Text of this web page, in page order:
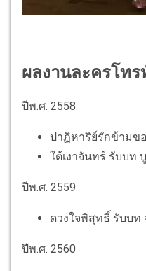
ผลงานละครโท
ปีพ.ศ. 2558
ปาฏิหาริย์รักข้ามข
ใต้เงาจันทร์ รับบท
ปีพ.ศ. 2559
ดวงใจพิสุทธิ์ รับบท
ปีพ.ศ. 2560